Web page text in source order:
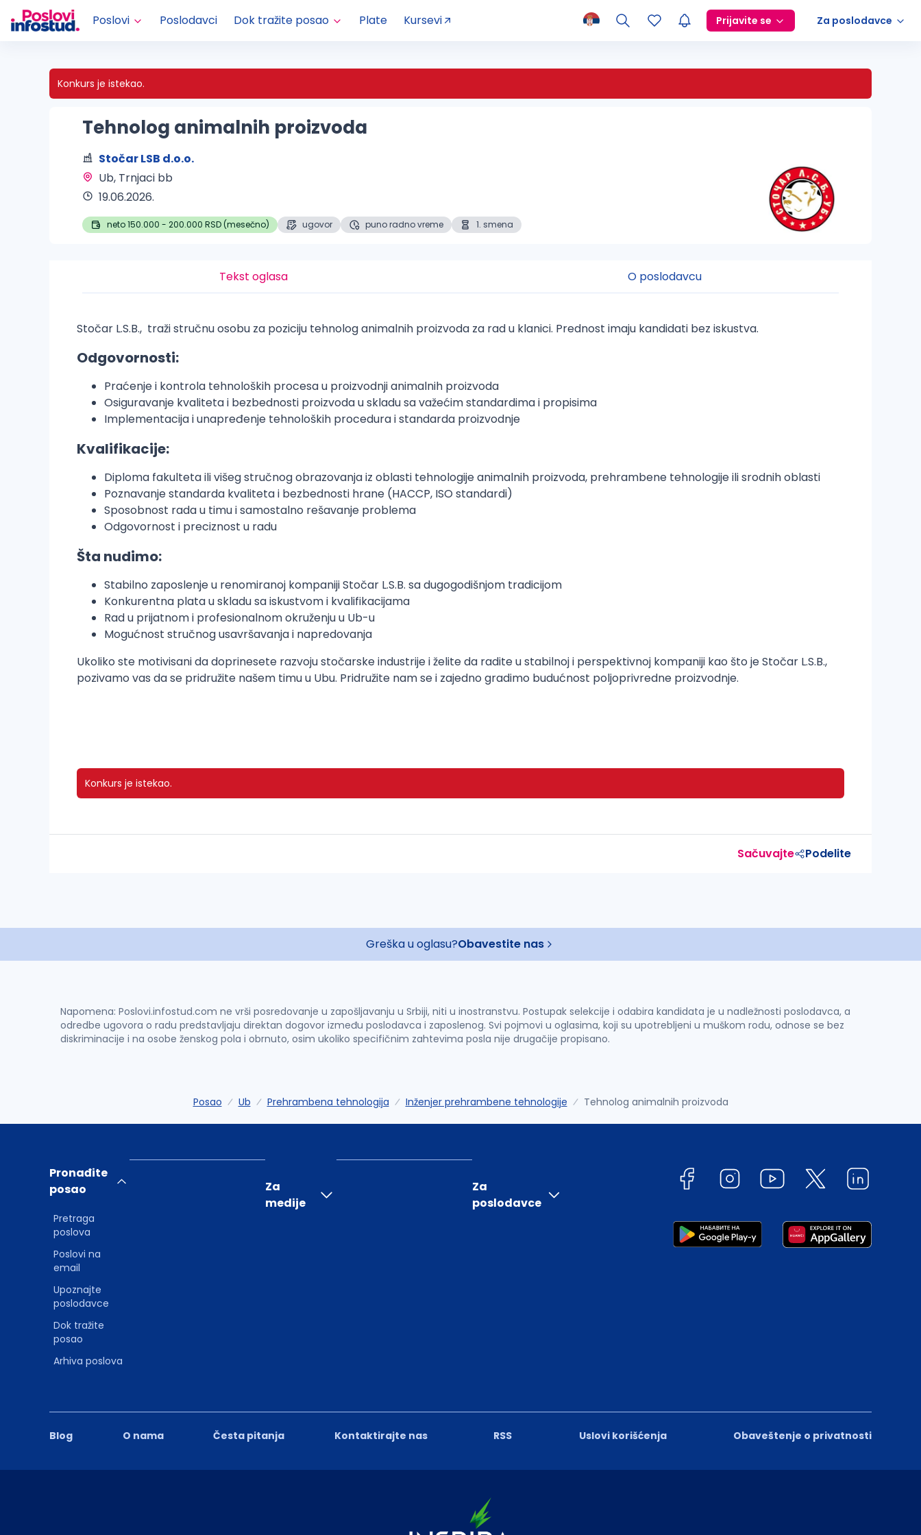
Poslovi Poslodavci Dok tražite posao Plate Kursevi Prijavite se Za poslodavce
Konkurs je istekao.
Tehnolog animalnih proizvoda
Stočar LSB d.o.o.
Ub, Trnjaci bb
19.06.2026.
neto 150.000 - 200.000 RSD (mesečno) ugovor puno radno vreme 1. smena
Tekst oglasa O poslodavcu
Stočar L.S.B., traži stručnu osobu za poziciju tehnolog animalnih proizvoda za rad u klanici. Prednost imaju kandidati bez iskustva.
Odgovornosti:
Praćenje i kontrola tehnoloških procesa u proizvodnji animalnih proizvoda
Osiguravanje kvaliteta i bezbednosti proizvoda u skladu sa važećim standardima i propisima
Implementacija i unapređenje tehnoloških procedura i standarda proizvodnje
Kvalifikacije:
Diploma fakulteta ili višeg stručnog obrazovanja iz oblasti tehnologije animalnih proizvoda, prehrambene tehnologije ili srodnih oblasti
Poznavanje standarda kvaliteta i bezbednosti hrane (HACCP, ISO standardi)
Sposobnost rada u timu i samostalno rešavanje problema
Odgovornost i preciznost u radu
Šta nudimo:
Stabilno zaposlenje u renomiranoj kompaniji Stočar L.S.B. sa dugogodišnjom tradicijom
Konkurentna plata u skladu sa iskustvom i kvalifikacijama
Rad u prijatnom i profesionalnom okruženju u Ub-u
Mogućnost stručnog usavršavanja i napredovanja
Ukoliko ste motivisani da doprinesete razvoju stočarske industrije i želite da radite u stabilnoj i perspektivnoj kompaniji kao što je Stočar L.S.B.,
pozivamo vas da se pridružite našem timu u Ubu. Pridružite nam se i zajedno gradimo budućnost poljoprivredne proizvodnje.
Konkurs je istekao.
Sačuvajte Podelite
Greška u oglasu?Obavestite nas
Napomena: Poslovi.infostud.com ne vrši posredovanje u zapošljavanju u Srbiji, niti u inostranstvu. Postupak selekcije i odabira kandidata je u nadležnosti poslodavca, a
odredbe ugovora o radu predstavljaju direktan dogovor između poslodavca i zaposlenog. Svi pojmovi u oglasima, koji su upotrebljeni u muškom rodu, odnose se bez
diskriminacije i na osobe ženskog pola i obrnuto, osim ukoliko specifičnim zahtevima posla nije drugačije propisano.
Posao Ub Prehrambena tehnologija Inženjer prehrambene tehnologije Tehnolog animalnih proizvoda
Blog O nama Česta pitanja Kontaktirajte nas RSS Uslovi korišćenja Obaveštenje o privatnosti
Pronađite
posao
Pretraga
poslova
Poslovi na
email
Upoznajte
poslodavce
Dok tražite
posao
Arhiva poslova
Za
medije
Za
poslodavce